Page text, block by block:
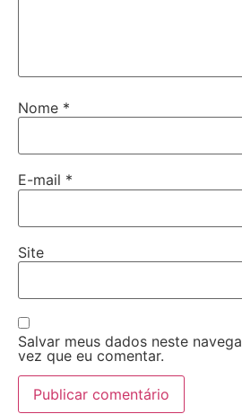
Nome *
E-mail *
Site
Salvar meus dados neste
vez que eu comentar.